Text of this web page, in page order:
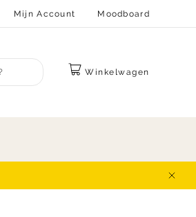
Mijn Account Moodboard
Winkelwagen